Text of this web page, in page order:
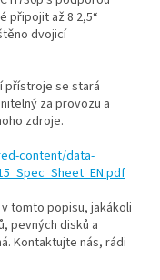
připojit až 8 2,5“
dvojicí
přístroje se stará
za provozu a
zdroje.
content/data-
tomto popisu, jakákoli
pevných disků a
Kontaktujte nás, rádi